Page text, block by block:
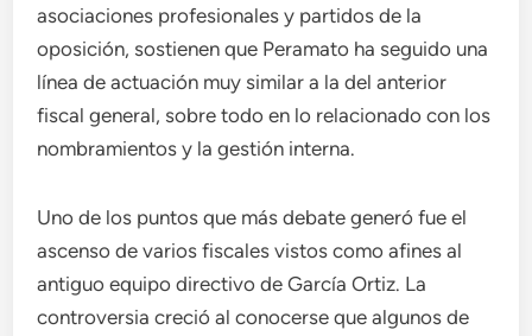
asociaciones profesionales y partidos de la
oposición, sostienen que Peramato ha seguido una
línea de actuación muy similar a la del anterior
fiscal general, sobre todo en lo relacionado con los
nombramientos y la gestión interna.
Uno de los puntos que más debate generó fue el
ascenso de varios fiscales vistos como afines al
antiguo equipo directivo de García Ortiz. La
controversia creció al conocerse que algunos de